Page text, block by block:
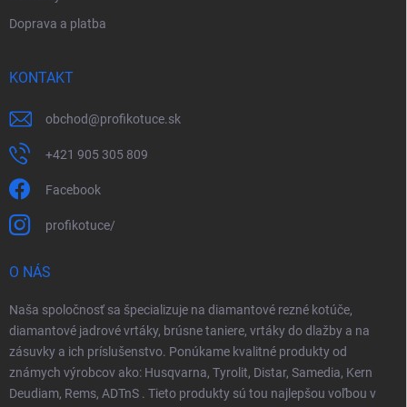
Doprava a platba
KONTAKT
obchod@profikotuce.sk
+421 905 305 809
Facebook
profikotuce/
O NÁS
Naša spoločnosť sa špecializuje na diamantové rezné kotúče,
diamantové jadrové vrtáky, brúsne taniere, vrtáky do dlažby a na
zásuvky a ich príslušenstvo. Ponúkame kvalitné produkty od
známych výrobcov ako: Husqvarna, Tyrolit, Distar, Samedia, Kern
Deudiam, Rems, ADTnS . Tieto produkty sú tou najlepšou voľbou v